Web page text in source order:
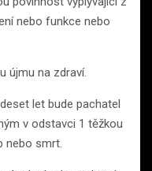
nebo funkce nebo
újmu na zdraví.
let bude pachatel
v odstavci 1 těžkou
nebo smrt.